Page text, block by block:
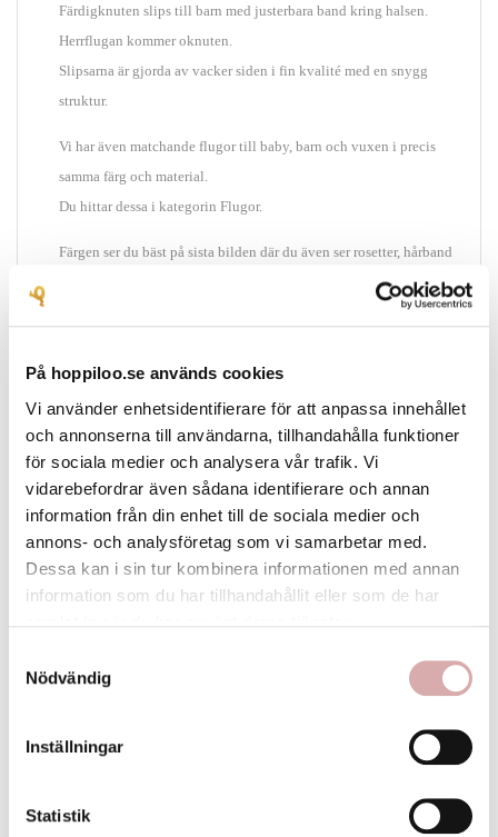
På hoppiloo.se används cookies
Vi använder enhetsidentifierare för att anpassa innehållet
och annonserna till användarna, tillhandahålla funktioner
för sociala medier och analysera vår trafik. Vi
vidarebefordrar även sådana identifierare och annan
information från din enhet till de sociala medier och
annons- och analysföretag som vi samarbetar med.
Dessa kan i sin tur kombinera informationen med annan
information som du har tillhandahållit eller som de har
Nödvändig
Inställningar
Statistik
Färdigknuten slips till barn med justerbara band kring halsen.
Herrflugan kommer oknuten.
Slipsarna är gjorda av vacker siden i fin kvalité med en snygg
struktur.
Vi har även matchande flugor till baby, barn och vuxen i precis
samma färg och material.
Du hittar dessa i kategorin Flugor.
Färgen ser du bäst på sista bilden där du även ser rosetter, hårband
Säljs styckvis liten och stor samt näsduk!
Material: 100% Siden
Bredd Stor: 8cm bred längst ner och 150cm lång. Passar vuxen
Bredd Liten: 7cm bred längst ner och totalt 30 cm lång. Passar
från ca 4 år upp till ca 8år.
Storlek näsduk: 21x21cm